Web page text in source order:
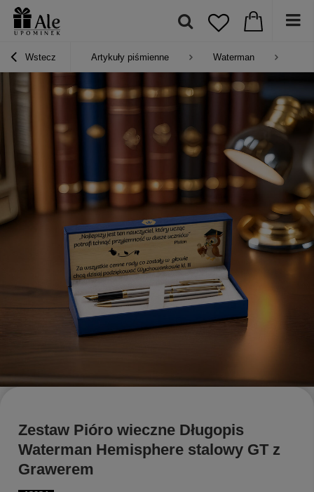
Wstecz Artykuły piśmienne Waterman
Zestaw Pióro wieczne Długopis
Waterman Hemisphere stalowy GT z
Grawerem